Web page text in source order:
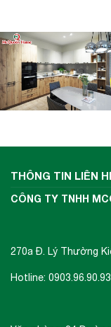
THÔNG TIN LIÊN
CÔNG TY TNHH
270a Đ. Lý Thường
Hotline: